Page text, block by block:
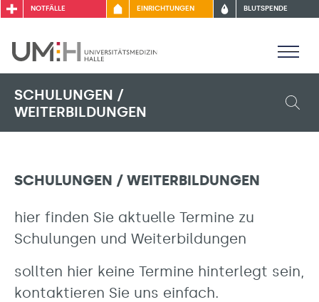
NOTFÄLLE EINRICHTUNGEN BLUTSPENDE
SCHULUNGEN /
WEITERBILDUNGEN
SCHULUNGEN / WEITERBILDUNGEN
hier finden Sie aktuelle Termine zu
Schulungen und Weiterbildungen
sollten hier keine Termine hinterlegt sein,
kontaktieren Sie uns einfach.